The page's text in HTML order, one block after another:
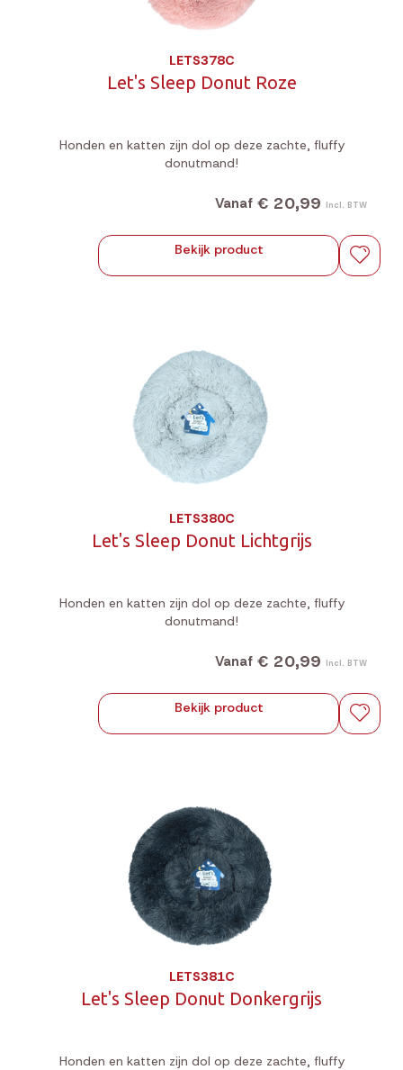
LETS378C
Let's Sleep Donut Roze
Honden en katten zijn dol op deze zachte, fluffy
donutmand!
Vanaf € 20,99 Incl. BTW
Bekijk product
LETS380C
Let's Sleep Donut Lichtgrijs
Honden en katten zijn dol op deze zachte, fluffy
donutmand!
Vanaf € 20,99 Incl. BTW
Bekijk product
LETS381C
Let's Sleep Donut Donkergrijs
Honden en katten zijn dol op deze zachte, fluffy